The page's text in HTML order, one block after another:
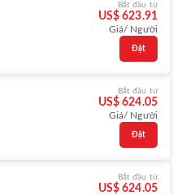
Bắt đầu từ
US$ 623.91
Giá/ Người
Đặt
Bắt đầu từ
US$ 624.05
Giá/ Người
Đặt
Bắt đầu từ
US$ 624.05